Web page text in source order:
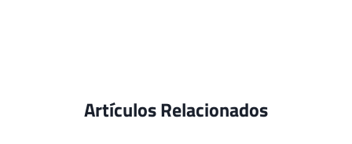
Artículos Relacionados